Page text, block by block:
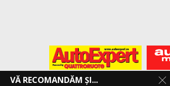
VĂ RECOMANDĂM ȘI...